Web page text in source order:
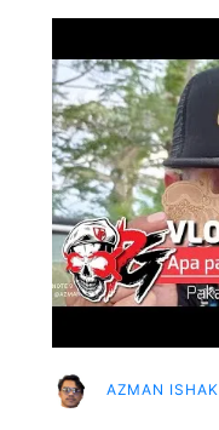
AZMAN ISHAK